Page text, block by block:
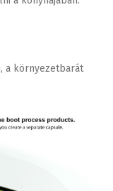
a környezetbarát